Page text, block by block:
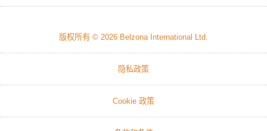
版权所有 © 2026 Belzona International Ltd.
隐私政策
Cookie 政策